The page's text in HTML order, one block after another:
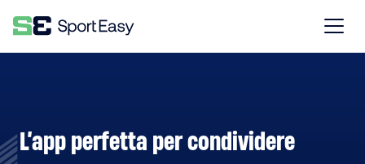
L’app perfetta per condividere